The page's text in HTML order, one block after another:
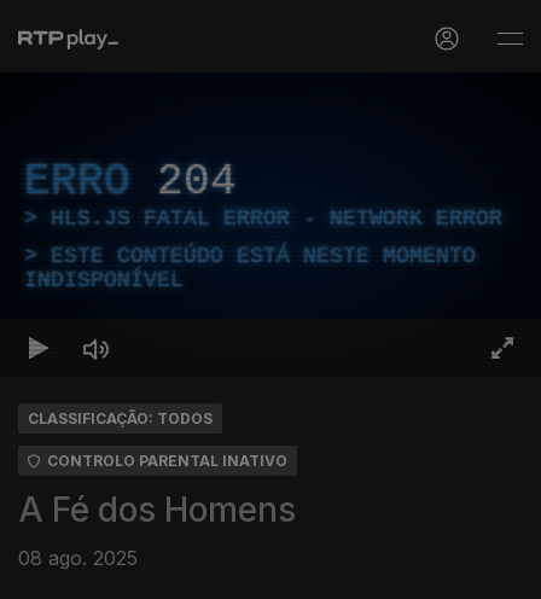
ERRO 204
HLS.JS FATAL ERROR - NETWORK ERROR
ESTE CONTEÚDO ESTÁ NESTE MOMENTO
INDISPONÍVEL
CLASSIFICAÇÃO: TODOS
CONTROLO PARENTAL INATIVO
A Fé dos Homens
08 ago. 2025